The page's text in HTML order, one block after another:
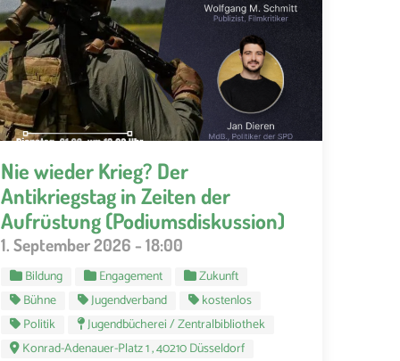
Nie wieder Krieg? Der
Antikriegstag in Zeiten der
Aufrüstung (Podiumsdiskussion)
1. September 2026 - 18:00
Bildung Engagement
Zukunft
Bühne
Jugendverband
kostenlos
Politik
Jugendbücherei / Zentralbibliothek
Konrad-Adenauer-Platz 1 , 40210 Düsseldorf